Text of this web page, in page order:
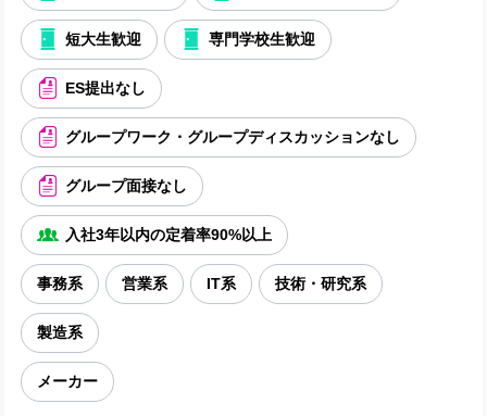
短大生歓迎 専門学校生歓迎
ES提出なし
グループワーク・グループディスカッションなし
グループ面接なし
入社3年以内の定着率90%以上
事務系 営業系 IT系 技術・研究系
製造系
メーカー